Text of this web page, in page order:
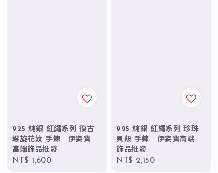
925 純銀 紅繩系列 復古
螺旋花紋 手鍊｜伊姿寶
高端飾品批發
Regular
NT$ 1,600
925 純銀 紅繩系列 珍珠
貝殼 手鍊｜伊姿寶高端
飾品批發
Regular
NT$ 2,150